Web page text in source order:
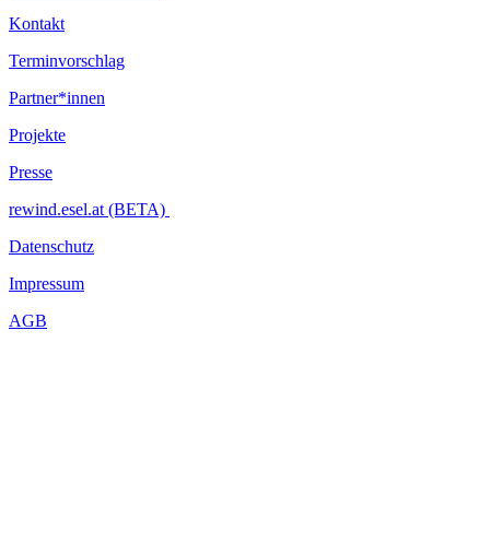
Kontakt
Terminvorschlag
Partner*innen
Projekte
Presse
rewind.esel.at (BETA)
Datenschutz
Impressum
AGB